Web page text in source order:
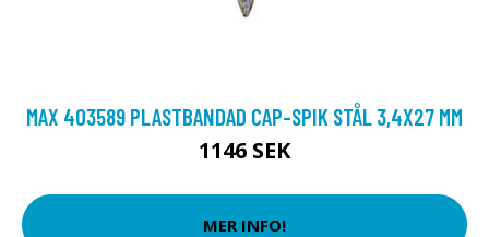
MAX 403589 PLASTBANDAD CAP-SPIK STÅL 3,4X27 MM
1146 SEK
MER INFO!